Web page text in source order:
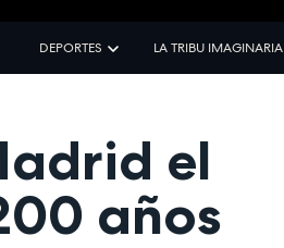
DEPORTES LA TRIBU IMAGINARIA
el
años